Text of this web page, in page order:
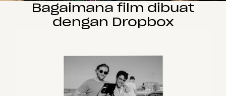
Bagaimana film dibuat
dengan Dropbox